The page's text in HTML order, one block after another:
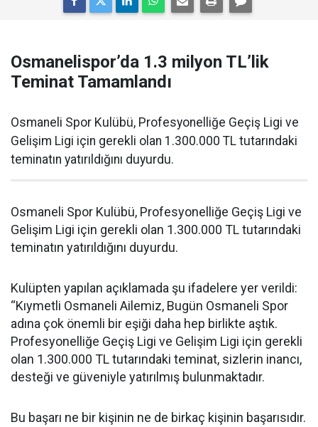
Osmanelispor’da 1.3 milyon TL’lik
Teminat Tamamlandı
Osmaneli Spor Kulübü, Profesyonelliğe Geçiş Ligi ve
Gelişim Ligi için gerekli olan 1.300.000 TL tutarındaki
teminatın yatırıldığını duyurdu.
Osmaneli Spor Kulübü, Profesyonelliğe Geçiş Ligi ve
Gelişim Ligi için gerekli olan 1.300.000 TL tutarındaki
teminatın yatırıldığını duyurdu.
Kulüpten yapılan açıklamada şu ifadelere yer verildi:
“Kıymetli Osmaneli Ailemiz, Bugün Osmaneli Spor
adına çok önemli bir eşiği daha hep birlikte aştık.
Profesyonelliğe Geçiş Ligi ve Gelişim Ligi için gerekli
olan 1.300.000 TL tutarındaki teminat, sizlerin inancı,
desteği ve güveniyle yatırılmış bulunmaktadır.
Bu başarı ne bir kişinin ne de birkaç kişinin başarısıdır.